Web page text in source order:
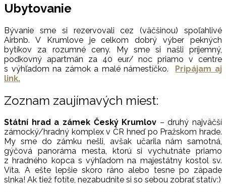
Ubytovanie
Bývanie sme si rezervovali cez (väčšinou) spoľahlivé
Airbnb. V Krumlove je celkom dobrý výber pekných
bytíkov za rozumné ceny. My sme si našli príjemný,
podkovný apartmán za 40 eur/ noc priamo v centre
s výhľadom na zámok a malé námestíčko. Pripájam aj
link.
Zoznam zaujímavých miest:
Státní hrad a zámek Český Krumlov – druhý najväčší
zámocký/hradný komplex v ČR hneď po Pražskom hrade.
My sme do zámku nešli, avšak učarila nám samotná,
gýčová panoráma mesta, ktorú si vychutnáte priamo
z hradného kopca s výhľadom na majestátny kostol sv.
Víta. A ešte lepšie skoro ráno alebo tesne po západe
slnka! Ak tiež fotíte, nezabudnite si so sebou zobrať statív:)